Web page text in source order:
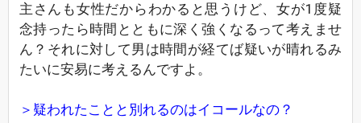
主さんも女性だからわかると思うけど、女が1度疑
念持ったら時間とともに深く強くなるって考えませ
ん？それに対して男は時間が経てば疑いが晴れるみ
たいに安易に考えるんですよ。
＞疑われたことと別れるのはイコールなの？